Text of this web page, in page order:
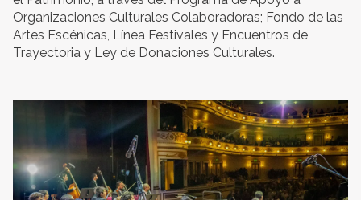
Organizaciones Culturales Colaboradoras; Fondo de las
Artes Escénicas, Línea Festivales y Encuentros de
Trayectoria y Ley de Donaciones Culturales.